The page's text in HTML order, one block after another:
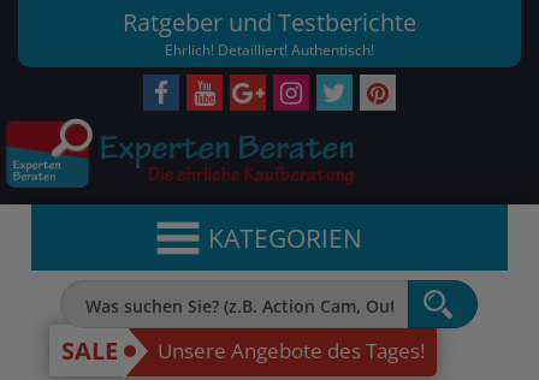
Ratgeber und Testberichte
Ehrlich! Detailliert! Authentisch!
KATEGORIEN
SALE Unsere Angebote des Tages!